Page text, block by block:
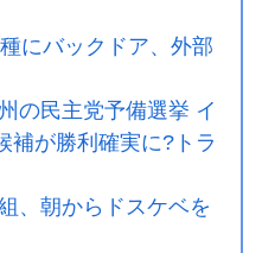
にバックドア、外部
の民主党予備選挙 イ
補が勝利確実に?トラ
、朝からドスケベを